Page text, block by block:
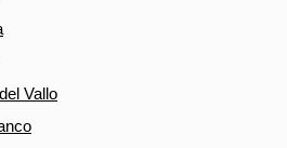
Vallo